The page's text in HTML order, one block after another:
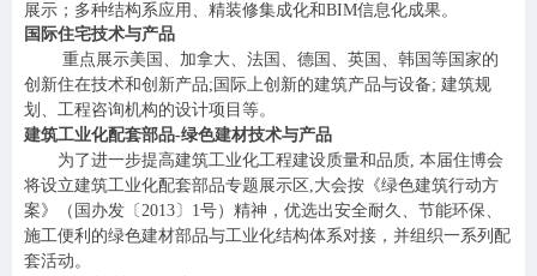
展示；多种结构系应用、精装修集成化和BIM信息化成果。
国际住宅技术与产品
重点展示美国、加拿大、法国、德国、英国、韩国等国家的
创 新住在技术和创新产品;国际上创 新的建筑产品与设备; 建筑规
划、工程咨询机构的设计项目等。
建筑工业化配套部品-绿色建材技术与产品
为了进一步提高建筑工业化工程建设质量和品质, 本届住博会
将设立建筑工业化配套部品专题展示区,大会按《绿色建筑行动方
案》（国办发〔2013〕1号）精神，优选出安全耐久、节能环保、
施工便利的绿色建材部品与工业化结构体系对接，并组织一系列配
套活动。